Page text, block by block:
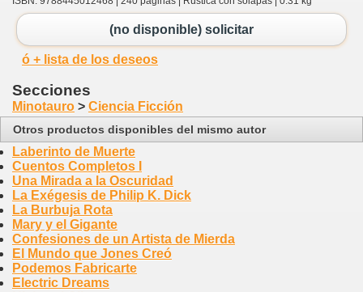
(no disponible) solicitar
ó + lista de los deseos
Secciones
Minotauro > Ciencia Ficción
Otros productos disponibles del mismo autor
Laberinto de Muerte
Cuentos Completos I
Una Mirada a la Oscuridad
La Exégesis de Philip K. Dick
La Burbuja Rota
Mary y el Gigante
Confesiones de un Artista de Mierda
El Mundo que Jones Creó
Podemos Fabricarte
Electric Dreams